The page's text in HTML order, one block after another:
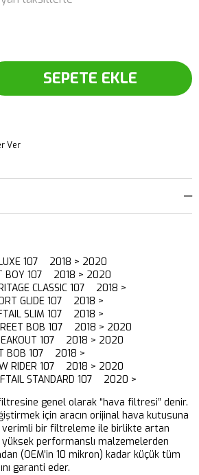
Ver
107 2018 > 2020
BOY 107 2018 > 2020
CLASSIC 107 2018 >
GLIDE 107 2018 >
SLIM 107 2018 >
BOB 107 2018 > 2020
107 2018 > 2020
BOB 107 2018 >
RIDER 107 2018 > 2020
STANDARD 107 2020 >
genel olarak “hava filtresi” denir.
için aracın orijinal hava kutusuna
verimli bir filtreleme ile birlikte artan
yüksek performanslı malzemelerden
(OEM’in 10 mikron) kadar küçük tüm
garanti eder.